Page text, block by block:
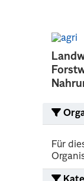
Für